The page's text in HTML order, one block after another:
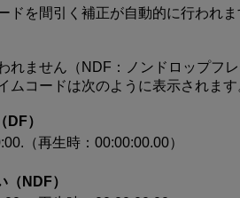
ドを間引く補正が自動的に行われ
れません（NDF：ノンドロップフレ
ムコードは次のように表示されます
DF）
（再生時：00:00:00.00）
（NDF）